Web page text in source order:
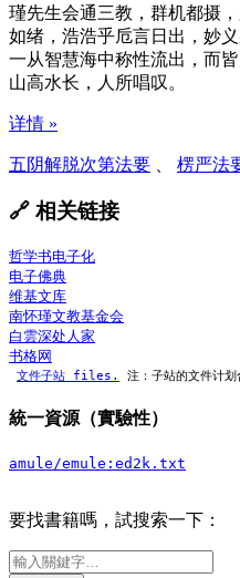
瑾先生会通三教，群机都摄
如绪，浩浩乎卮言日出，妙
一从智慧海中称性流出，而
山高水长，人所唱叹。
详情 »
五阴解脱次第法要 楞严法
🔗 相关链接
哲学书电子化
电子佛典
维基文库
南怀瑾文教基金会
白雲深处人家
书格网
文件子站 files. 注：子站的文件计
統一資源（實驗性）
amule/emule:ed2k.txt
要找書籍嗎，試搜索一下：